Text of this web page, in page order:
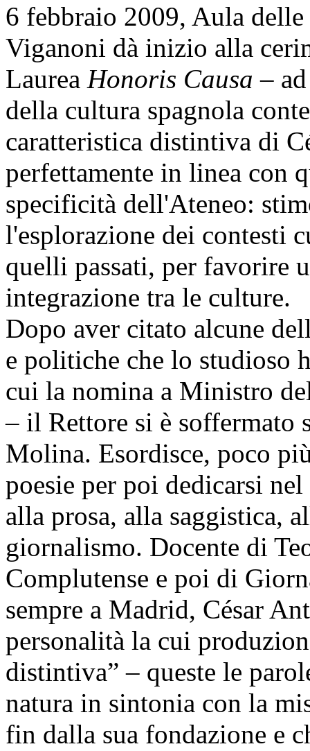
6 febbraio 2009, Aula
Viganoni dà inizio alla
Laurea Honoris Causa –
della cultura spagnola
caratteristica distintiva di
perfettamente in linea con
specificità dell'Ateneo:
l'esplorazione dei contesti
quelli passati, per favorire
integrazione tra le culture.
Dopo aver citato alcune
e politiche che lo studioso
cui la nomina a Ministro
– il Rettore si è soffermato
Molina. Esordisce, poco
poesie per poi dedicarsi
alla prosa, alla saggistica,
giornalismo. Docente di
Complutense e poi di
sempre a Madrid, César
personalità la cui
distintiva” – queste le
natura in sintonia con la
fin dalla sua fondazione e